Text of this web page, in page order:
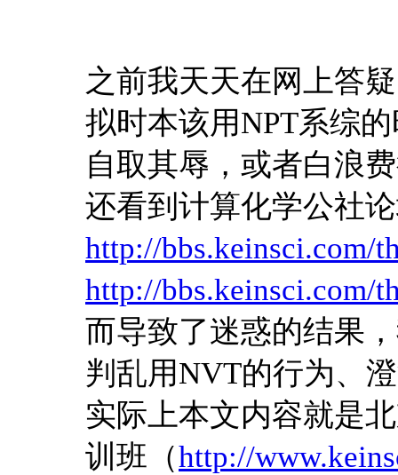
之前我天天在网上答
拟时本该用NPT系综
自取其辱，或者白浪
还看到计算化学公社
http://bbs.keinsci.com/
http://bbs.keinsci.com/
而导致了迷惑的结果
判乱用NVT的行为、
实际上本文内容就是
训班（http://